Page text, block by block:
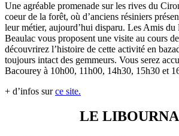
Une agréable promenade sur les rives du
coeur de la forêt, où d’anciens résiniers
leur métier, aujourd’hui disparu. Les Amis
Beaulac vous proposent une visite au cours
découvrirez l’histoire de cette activité en
toujours intact des gemmeurs. Vous serez
Bacourey à 10h00, 11h00, 14h30, 15h30 et
+ d’infos surce site.
LE